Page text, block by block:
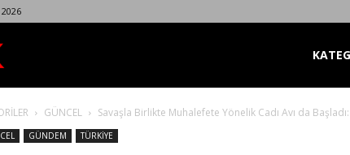
Dergisi GÜNCEL Savaşla Birlikte Muhalefete Yönelik Cadı Avı da
GÜNDEM TÜRKİYE